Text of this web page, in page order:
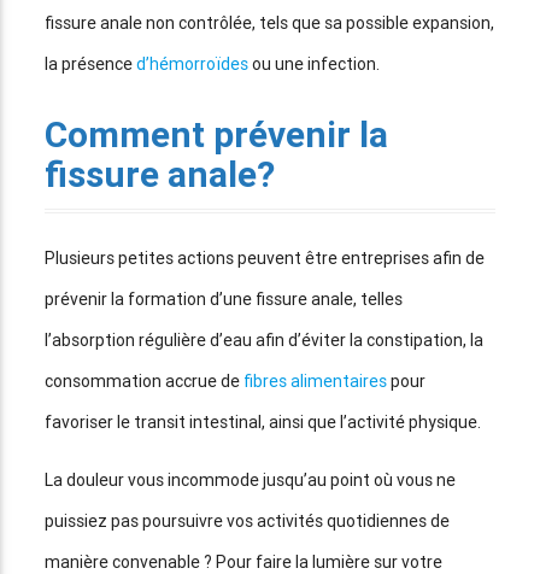
fissure anale non contrôlée, tels que sa possible expansion,
la présenced’hémorroïdesou une infection.
Comment prévenir la
fissure anale?
Plusieurs petites actions peuvent être entreprises afin de
prévenir la formation d’une fissure anale, telles
l’absorption régulière d’eau afin d’éviter la constipation, la
consommation accrue de fibres alimentairespour
favoriser le transit intestinal, ainsi que l’activité physique.
La douleur vous incommode jusqu’au point où vous ne
puissiez pas poursuivre vos activités quotidiennes de
manière convenable ? Pour faire la lumière sur votre